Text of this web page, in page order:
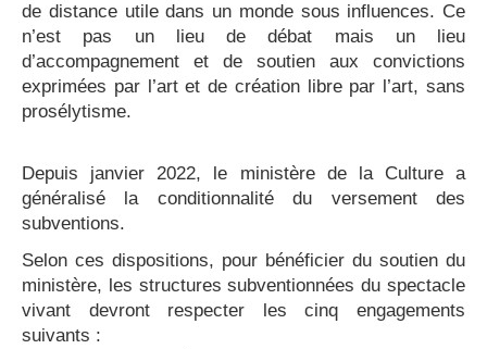
de distance utile dans un monde sous influences. Ce
n’est pas un lieu de débat mais un lieu
d’accompagnement et de soutien aux convictions
exprimées par l’artet de création libre par l’art, sans
prosélytisme.
Depuis janvier 2022, le ministère de la Culture a
généralisé la conditionnalité du versement des
subventions.
Selon ces dispositions, pour bénéficier du soutien du
ministère, les structures subventionnées du spectacle
vivant devront respecter les cinq engagements
suivants :